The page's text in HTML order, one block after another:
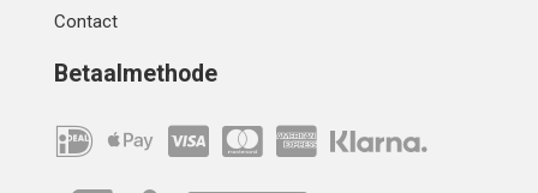
Contact
Betaalmethode